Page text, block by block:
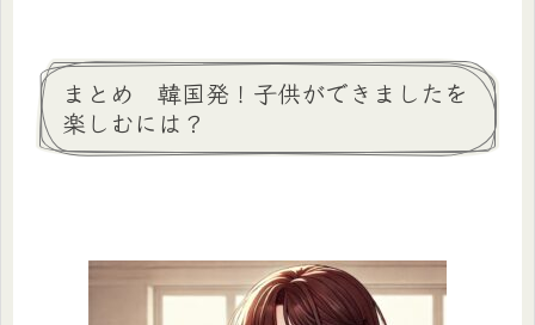
まとめ 韓国発！子供ができましたを
楽しむには？